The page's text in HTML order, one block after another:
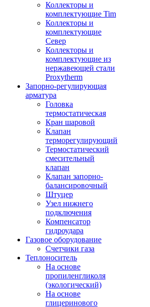
Коллекторы и
комплектующие Tim
Коллекторы и
комплектующие
Север
Коллекторы и
комплектующие из
нержавеющей стали
Proxytherm
Запорно-регулирующая
арматура
Головка
термостатическая
Кран шаровой
Клапан
терморегулирующий
Термостатический
смесительный
клапан
Клапан запорно-
балансировочный
Штуцер
Узел нижнего
подключения
Компенсатор
гидроудара
Газовое оборудование
Счетчики газа
Теплоноситель
На основе
пропиленгликоля
(экологический)
На основе
глицеринового